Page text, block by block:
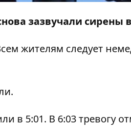
зазвучали сирены
жителям следует
в 5:01. В 6:03 тревогу